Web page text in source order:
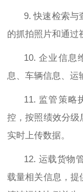
9.快速检索与
的抓拍照片和通过
10.企业信息
息、车辆信息、运
11. 监管策略
控，按照绩效分级
实时上传数据。
12. 运载货物
载量相关信息，提